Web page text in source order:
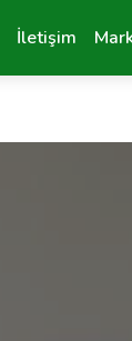
İletişim